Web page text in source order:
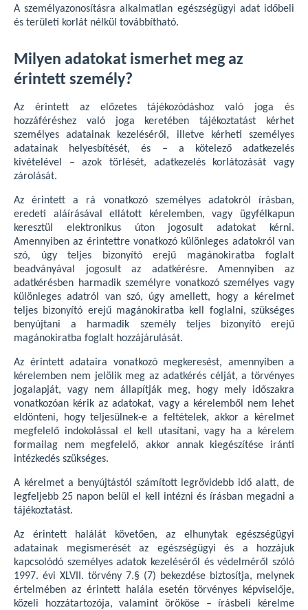
A személyazonosításra alkalmatlan egészségügyi adat időbeli
és területi korlát nélkül továbbítható.
Milyen adatokat ismerhet meg az
érintett személy?
Az érintett az előzetes tájékozódáshoz való joga és
hozzáféréshez való joga keretében tájékoztatást kérhet
személyes adatainak kezeléséről, illetve kérheti személyes
adatainak helyesbítését, és – a kötelező adatkezelés
kivételével – azok törlését, adatkezelés korlátozását vagy
zárolását.
Az érintett a rá vonatkozó személyes adatokról írásban,
eredeti aláírásával ellátott kérelemben, vagy ügyfélkapun
keresztül elektronikus úton jogosult adatokat kérni.
Amennyiben az érintettre vonatkozó különleges adatokról van
szó, úgy teljes bizonyító erejű magánokiratba foglalt
beadványával jogosult az adatkérésre. Amennyiben az
adatkérésben harmadik személyre vonatkozó személyes vagy
különleges adatról van szó, úgy amellett, hogy a kérelmet
teljes bizonyító erejű magánokiratba kell foglalni, szükséges
benyújtani a harmadik személy teljes bizonyító erejű
magánokiratba foglalt hozzájárulását.
Az érintett adataira vonatkozó megkeresést, amennyiben a
kérelemben nem jelölik meg az adatkérés célját, a törvényes
jogalapját, vagy nem állapítják meg, hogy mely időszakra
vonatkozóan kérik az adatokat, vagy a kérelemből nem lehet
eldönteni, hogy teljesülnek‐e a feltételek, akkor a kérelmet
megfelelő indokolással el kell utasítani, vagy ha a kérelem
formailag nem megfelelő, akkor annak kiegészítése iránti
intézkedés szükséges.
A kérelmet a benyújtástól számított legrövidebb idő alatt, de
legfeljebb 25 napon belül el kell intézni és írásban megadni a
tájékoztatást.
Az érintett halálát követően, az elhunytak egészségügyi
adatainak megismerését az egészségügyi és a hozzájuk
kapcsolódó személyes adatok kezeléséről és védelméről szóló
1997. évi XLVII. törvény 7.§ (7) bekezdése biztosítja, melynek
értelmében az érintett halála esetén törvényes képviselője,
közeli hozzátartozója, valamint örököse – írásbeli kérelme